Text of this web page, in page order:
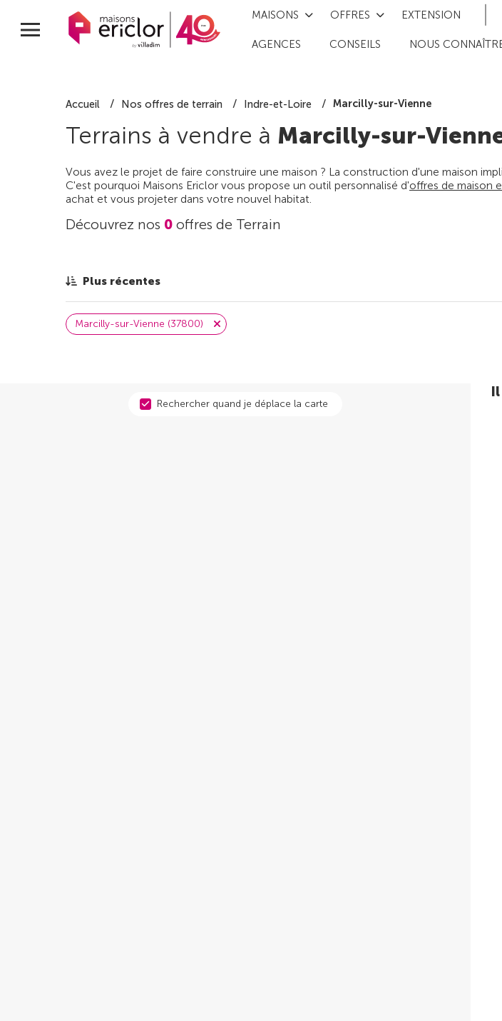
MAISONS OFFRES EXTENSION
AGENCES CONSEILS NOUS
Accueil Nos offres de terrain Indre-et-Loire Marcilly-sur-Vienne
Terrains à vendre à Marcilly-sur-
Vous avez le projet de faire construire une maison ? La construction d'une maison
C'est pourquoi Maisons Ericlor vous propose un outil personnalisé d'offres de maison
achat et vous projeter dans votre nouvel habitat.
Découvrez nos 0 offres de Terrain
Plus récentes
Marcilly-sur-Vienne (37800)
Rechercher quand je déplace la carte